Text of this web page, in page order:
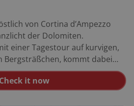
von Cortina d’Ampezzo
der Dolomiten.
einer Tagestour auf kurvigen,
Bergsträßchen, kommt dabei
heraus. Übrigens: Die
Dolomiten" ist eine von über
Motorradtouren auf unserer
Check it now